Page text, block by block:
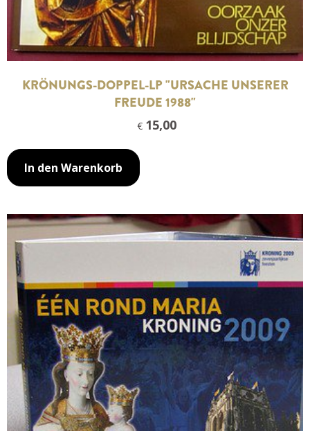
KRÖNUNGS-DOPPEL-LP "URSACHE UNSERER
FREUDE 1988"
€ 15,00
In den Warenkorb